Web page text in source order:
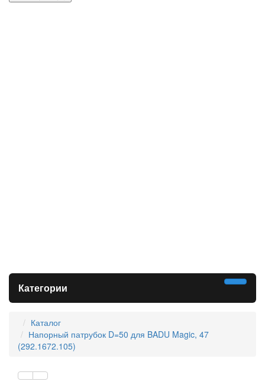
Категории
Каталог
Напорный патрубок D=50 для BADU Magic, 47
(292.1672.105)